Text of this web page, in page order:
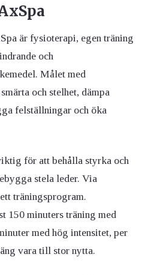
är fysioterapi, egen träning
och
Målet med
och stelhet, dämpa
felställningar och öka
för att behålla styrka och
stela leder. Via
träningsprogram.
150 minuters träning med
med hög intensitet, per
vara till stor nytta.